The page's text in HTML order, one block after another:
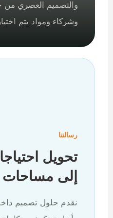
والتصميم العصري من
وشركاء ومواد يتم
رسالتنا
تحويل
إلى مساحات
نقدم حلول تصميم